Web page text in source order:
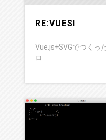
RE:VUESI
Vue.js+SVGでつくっ
ロ